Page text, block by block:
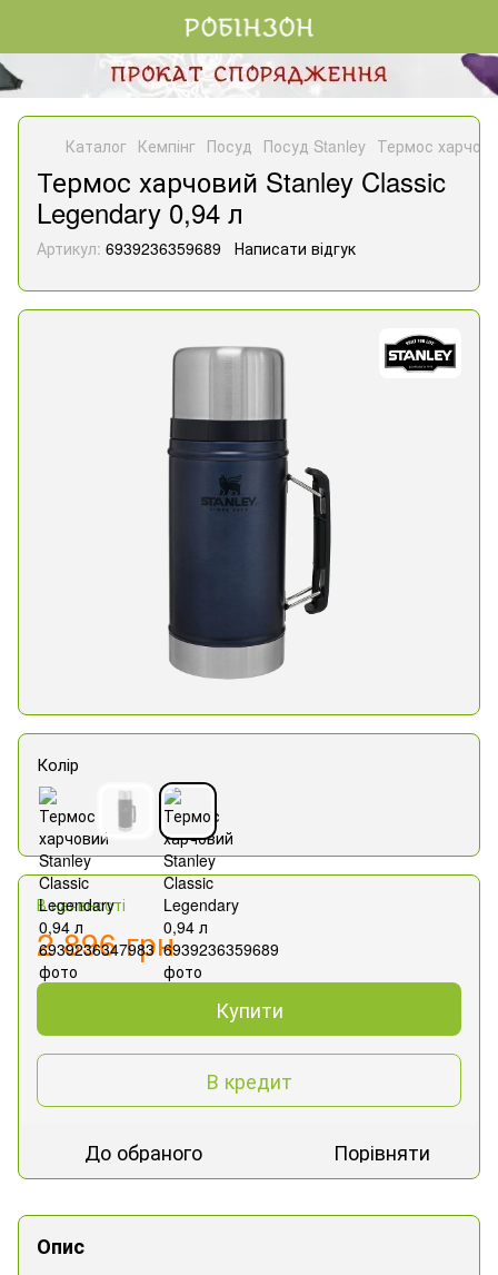
Каталог Кемпінг Посуд Посуд Stanley Термос
Термос харчовий Stanley Classic
Legendary 0,94 л
Артикул: 6939236359689 Написати відгук
Колір
В наявності
2 896 грн
Купити
В кредит
До обраного Порівняти
Опис